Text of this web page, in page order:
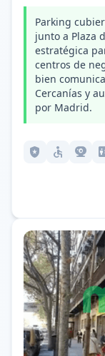
Parking
junto a Plaza
estratégica
centros de
bien
Cercanías y
por Madrid.
local_police accessible camera_video